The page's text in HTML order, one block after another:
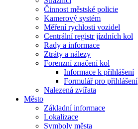
Činnost městské policie
Kamerový systém
Měření rychlosti vozidel
Centrální registr jízdních kol
Rady a informace
Ztráty a nálezy
Forenzní značení kol
Informace k přihlášení
Formulář pro přihlášení
Nalezená zvířata
Město
Základní informace
Lokalizace
Symboly města